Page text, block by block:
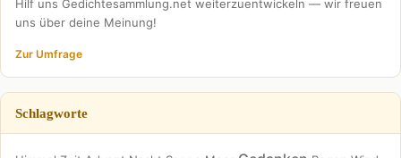
Hilf uns Gedichtesammlung.net weiterzuentwickeln — wir freuen
uns über deine Meinung!
Zur Umfrage
Schlagworte